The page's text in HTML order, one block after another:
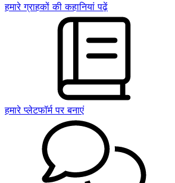
हमारे ग्राहकों की कहानियां पढ़ें
हमारे प्लेटफॉर्म पर बनाएं